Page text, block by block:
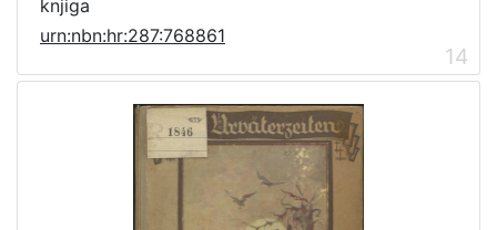
knjiga
urn:nbn:hr:287:768861
14